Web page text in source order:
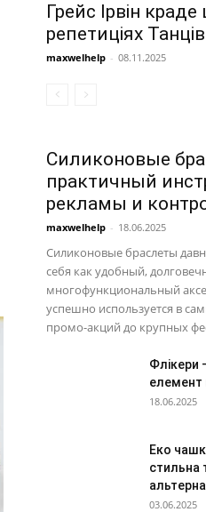
Грейс Ірвін
репетиціях Танців
maxwelhelp - 08.11.2025
Силиконовые
практичный
рекламы и
maxwelhelp - 18.06.2025
Силиконовые браслеты
себя как удобный,
многофункциональный
успешно используется в
промо-акций до крупных
Флікери
елемент
18.06.2025
Еко
стильна
03.06.2025